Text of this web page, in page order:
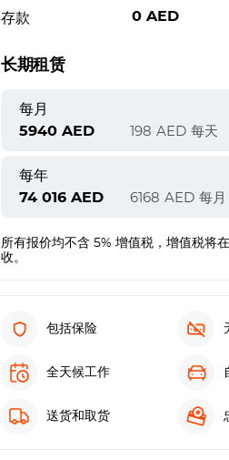
存款 0 AED
长期租赁
每月
5940 AED 198 AED 每天
每年
74 016 AED 6168 AED 每月
所有报价均不含 5% 增值税，增值税将
收。
包括保险
全天候工作
送货和取货